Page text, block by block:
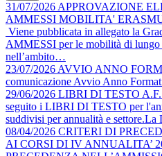
31/07/2026 APPROVAZIONE
AMMESSI MOBILITA'
Viene pubblicata in allegato la
AMMESSI per le mobilità di lungo
nell’ambito…
23/07/2026 AVVIO ANNO
comunicazione Avvio Anno
29/06/2026 LIBRI DI TESTO A.F.
seguito i LIBRI DI TESTO per
suddivisi per annualità e settore.La
08/04/2026 CRITERI DI
AI CORSI DI IV ANNUALITA’